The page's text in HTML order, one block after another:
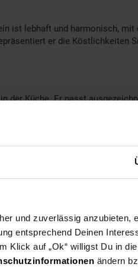
und zuverlässig anzubieten,
entsprechend Deinen
Klick auf „Ok“ willigst Du in
ändern
ist lebhaft und harmonisch,
er die Köstlichkeiten
Küche. Er passt
so ein harmonisches,
und gemütliche
–
Shoppings: bequem,